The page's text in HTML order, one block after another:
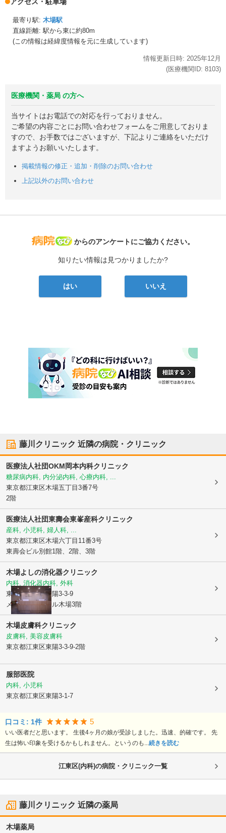
アクセス・駐車場
最寄り駅: 木場駅
直線距離: 駅から東に約80m
(この情報は経緯度情報を元に生成しています)
情報更新日時: 2025年12月
(医療機関ID: 8103)
医療機関・薬局 の方へ
当サイトはお電話での対応を行っておりません。
ご希望の内容ごとにお問い合わせフォームをご用意しておりま
すので、お手数ではございますが、下記よりご連絡をいただけ
ますようお願いいたします。
掲載情報の修正・追加・削除のお問い合わせ
上記以外のお問い合わせ
病院なび
からのアンケートにご協力ください。
知りたい情報は見つかりましたか?
はい いいえ
藤川クリニック 近隣の病院・クリニック
医療法人社団OKM岡本内科クリニック
糖尿病内科, 内分泌内科, 心療内科, ...
東京都江東区木場五丁目3番7号
2階
医療法人社団東壽会東峯産科クリニック
産科, 小児科, 婦人科, ...
東京都江東区木場六丁目11番3号
東壽会ビル別館1階、2階、3階
木場よしの消化器クリニック
内科, 消化器内科, 外科
東京都江東区東陽3-3-9
メディカルモール木場3階
木場皮膚科クリニック
皮膚科, 美容皮膚科
東京都江東区東陽3-3-9-2階
服部医院
内科, 小児科
東京都江東区東陽3-1-7
口コミ: 1件 5
いい医者だと思います。 生後4ヶ月の娘が受診しました。迅速、的確です。 先
生は怖い印象を受けるかもしれません。というのも... 続きを読む
江東区(内科)の病院・クリニック一覧
藤川クリニック 近隣の薬局
木場薬局